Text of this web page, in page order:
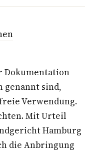
Dokumentation
genannt sind,
Verwendung.
Mit Urteil
Hamburg
die Anbringung